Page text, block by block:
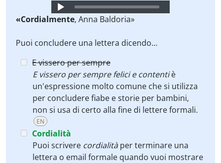
Audio
Player
«Cordialmente, Anna Baldoria»
Puoi concludere una lettera dicendo…
E vissero per sempre
E vissero per sempre felici e contentiè
un'espressione molto comune che si utilizza
per concludere fiabe e storie per bambini,
non si usa di certo alla fine di lettere formali.
EN
Cordialità
Puoi scrivere cordialitàper terminare una
lettera o email formale quando vuoi mostrare